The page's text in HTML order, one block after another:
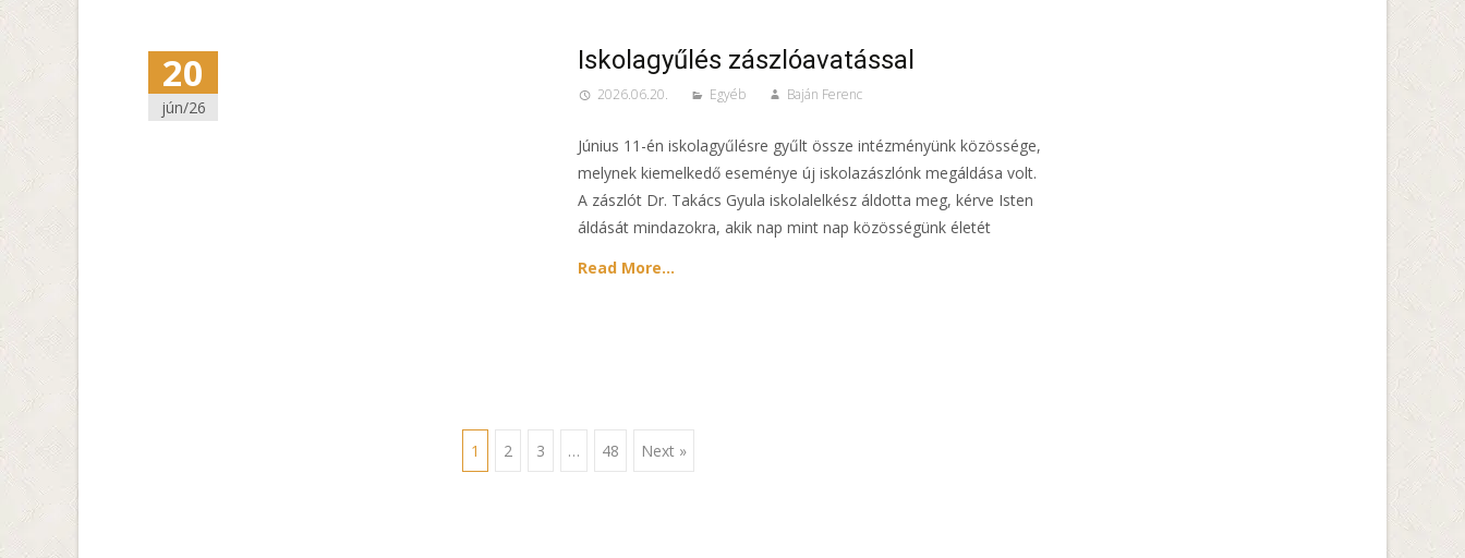
20
jún/26
Iskolagyűlés zászlóavatással
2026.06.20. Egyéb Baján Ferenc
Június 11-én iskolagyűlésre gyűlt össze intézményünk közössége,
melynek kiemelkedő eseménye új iskolazászlónk megáldása volt.
A zászlót Dr. Takács Gyula iskolalelkész áldotta meg, kérve Isten
áldását mindazokra, akik nap mint nap közösségünk életét
Read More…
1 2 3 … 48 Next »